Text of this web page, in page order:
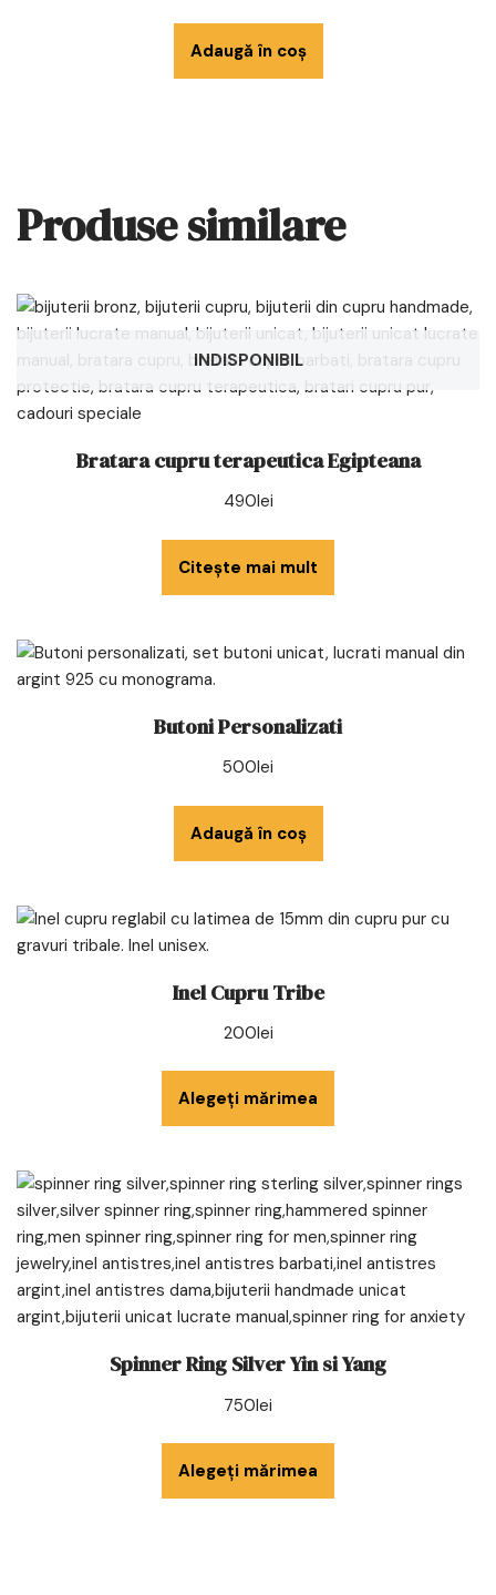
Adaugă în coș
Produse similare
INDISPONIBIL
Bratara cupru terapeutica Egipteana
490lei
Citește mai mult
Butoni Personalizati
500lei
Adaugă în coș
Inel Cupru Tribe
200lei
Alegeți mărimea
Spinner Ring Silver Yin si Yang
750lei
Alegeți mărimea